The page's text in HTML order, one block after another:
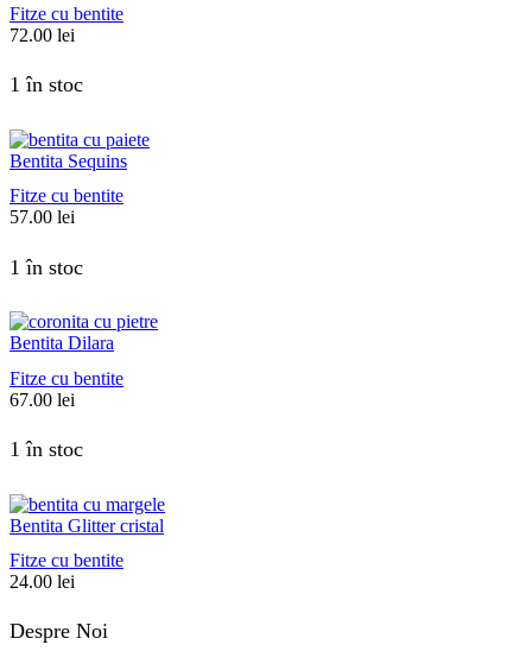
Fitze cu bentite
72.00 lei
1 în stoc
Bentita Sequins
Fitze cu bentite
57.00 lei
1 în stoc
Bentita Dilara
Fitze cu bentite
67.00 lei
1 în stoc
Bentita Glitter cristal
Fitze cu bentite
24.00 lei
Despre Noi